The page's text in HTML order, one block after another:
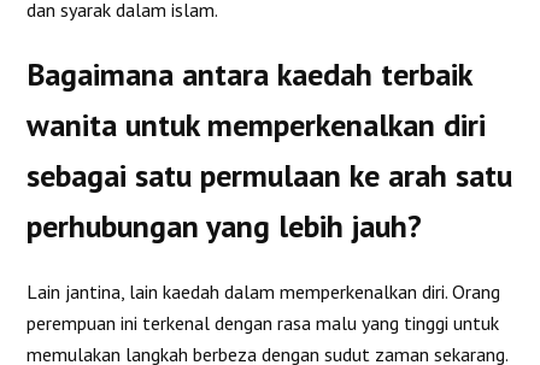
dan syarak dalam islam.
Bagaimana antara kaedah terbaik
wanita untuk memperkenalkan diri
sebagai satu permulaan ke arah satu
perhubungan yang lebih jauh?
Lain jantina, lain kaedah dalam memperkenalkan diri. Orang
perempuan ini terkenal dengan rasa malu yang tinggi untuk
memulakan langkah berbeza dengan sudut zaman sekarang.